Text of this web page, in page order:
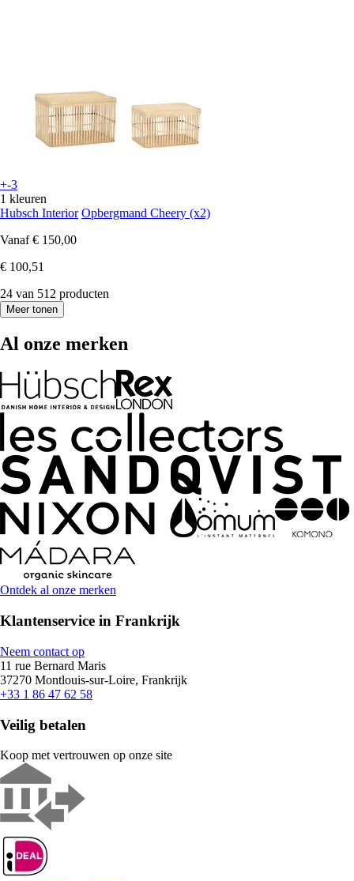
+-3
1 kleuren
Hubsch Interior Opbergmand Cheery (x2)
Vanaf € 150,00
€ 100,51
24 van 512 producten
Meer tonen
Al onze merken
Ontdek al onze merken
Klantenservice in Frankrijk
Neem contact op
11 rue Bernard Maris
37270 Montlouis-sur-Loire, Frankrijk
+33 1 86 47 62 58
Veilig betalen
Koop met vertrouwen op onze site